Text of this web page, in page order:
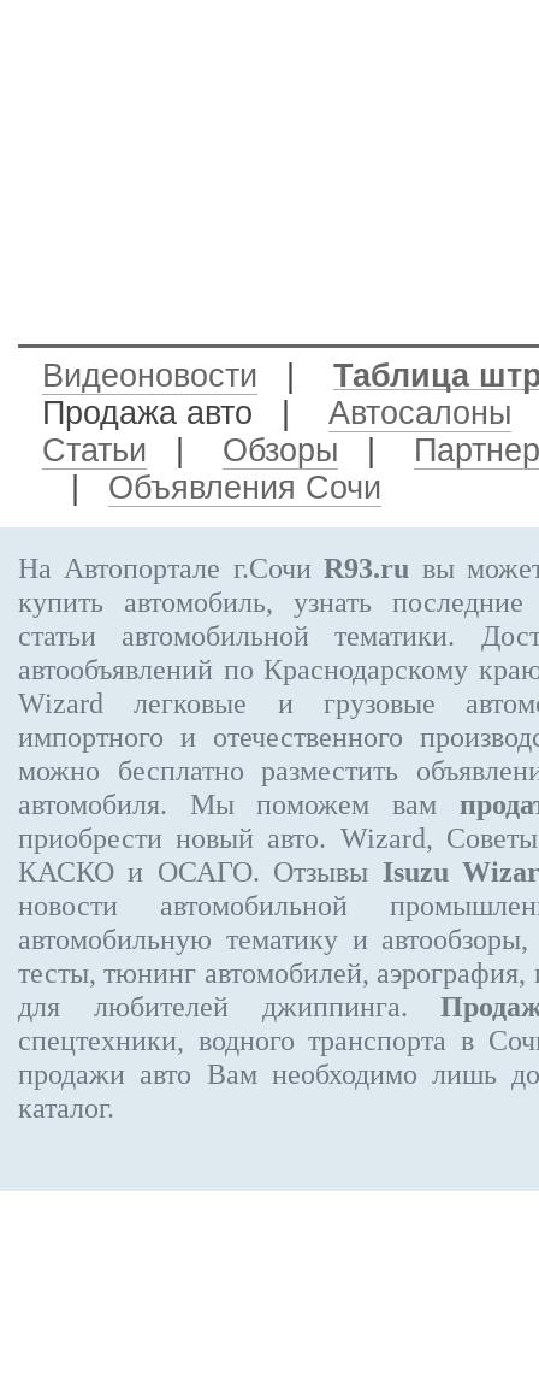
Видеоновости
Таблица
Продажа авто
Автосалоны
Статьи
Обзоры
Объявления Сочи
На Автопортале г.СочиR93.ru вы
купить автомобиль, узнать
статьи автомобильной тематики.
автообъявлений по Краснодарскому
Wizard легковые и грузовые
импортного и отечественного
можно бесплатно разместить
автомобиля. Мы поможем вам
приобрести новый авто. Wizard,
КАСКО и ОСАГО. Отзывы Isuzu
новости автомобильной
автомобильную тематику и
тесты, тюнинг автомобилей,
для любителей джиппинга.
спецтехники, водного транспорта в
продажи авто Вам необходимо лишь
каталог.